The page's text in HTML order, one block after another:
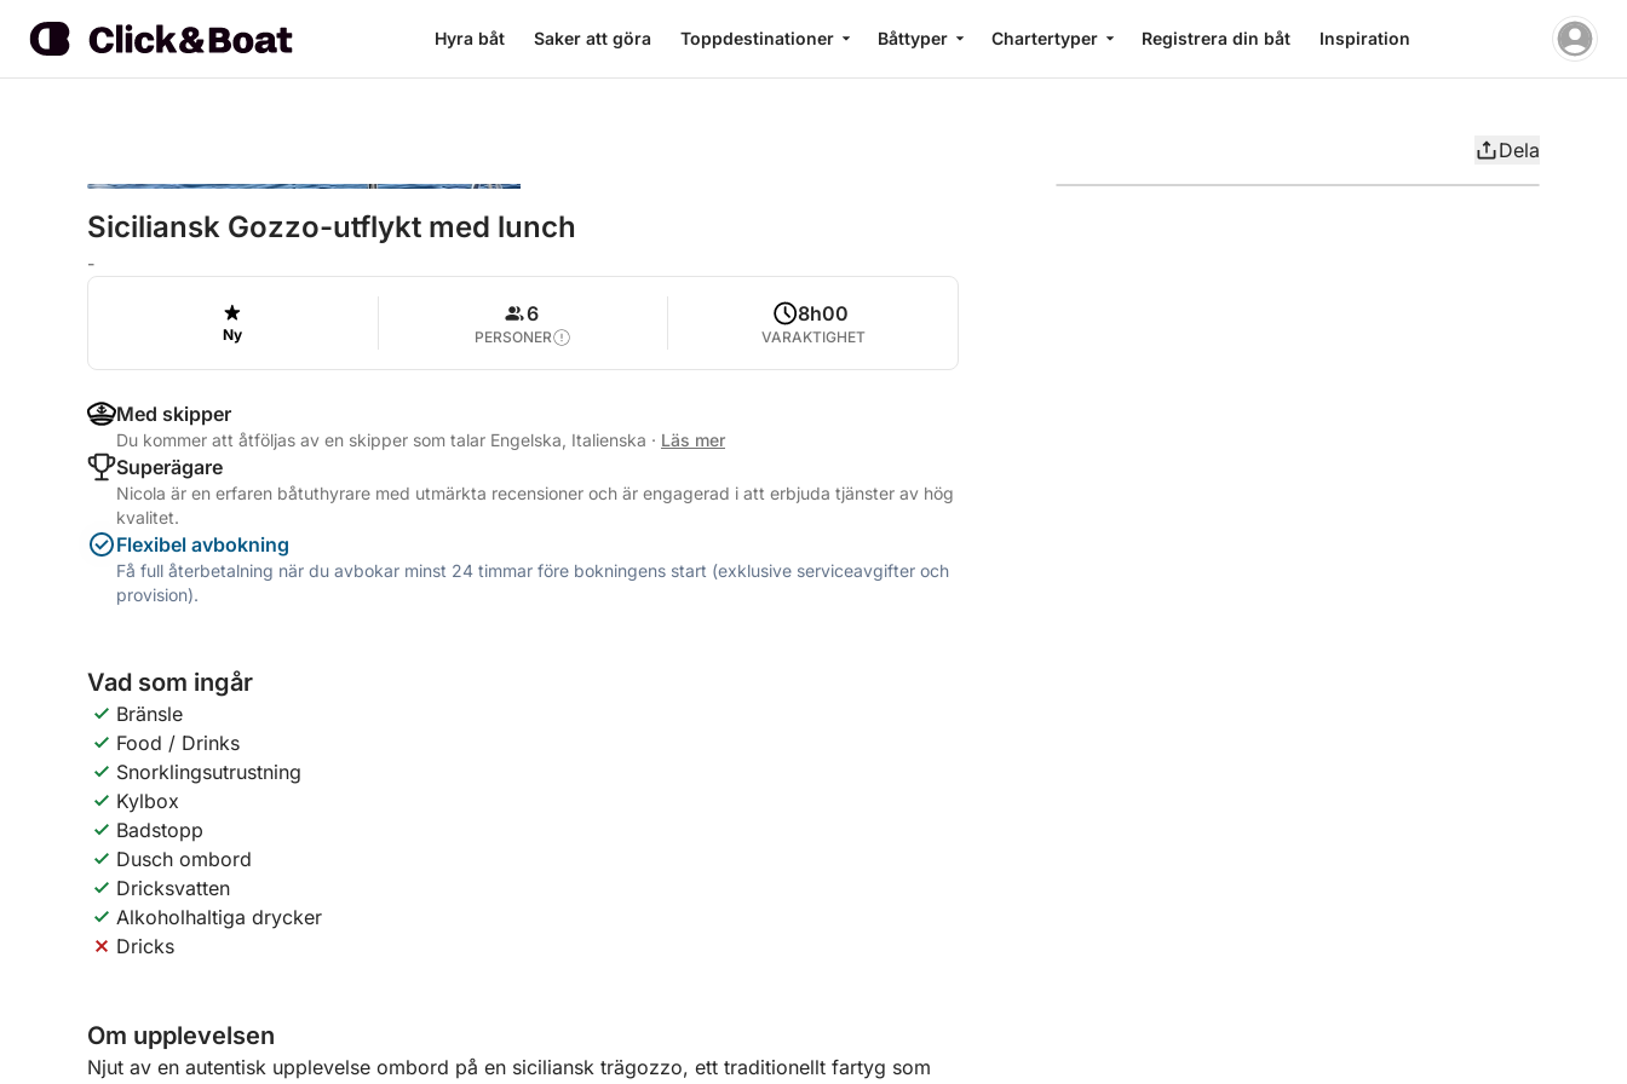
Hyra båt Saker att göra Toppdestinationer Båttyper Chartertyper Registrera din båt Inspiration
Dela
Siciliansk Gozzo-utflykt med lunch
-
Ny
6
PERSONER
8h00
VARAKTIGHET
Med skipper
Du kommer att åtföljas av en skipper som talar Engelska, Italienska · Läs mer
Superägare
Nicola är en erfaren båtuthyrare med utmärkta recensioner och är engagerad i att erbjuda tjänster av hög
kvalitet.
Flexibel avbokning
Få full återbetalning när du avbokar minst 24 timmar före bokningens start (exklusive serviceavgifter och
provision).
Vad som ingår
Bränsle
Food / Drinks
Snorklingsutrustning
Kylbox
Badstopp
Dusch ombord
Dricksvatten
Alkoholhaltiga drycker
Dricks
Om upplevelsen
Njut av en autentisk upplevelse ombord på en siciliansk trägozzo, ett traditionellt fartyg som